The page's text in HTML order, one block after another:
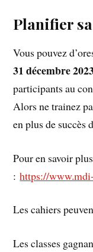
Planifier
Vous pouvez
31 décembre
participants au
Alors ne trainez
en plus de succès
Pour en savoir
:https://
Les cahiers
Les classes